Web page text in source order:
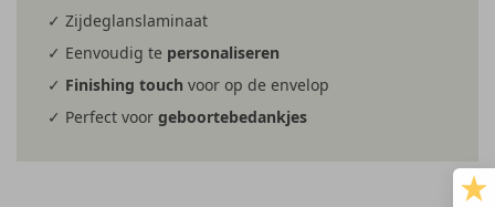
✓ Zijdeglanslaminaat
✓ Eenvoudig te personaliseren
✓ Finishing touch voor op de envelop
✓ Perfect voor geboortebedankjes